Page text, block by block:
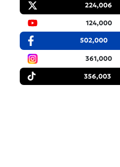
224,006
124,000
502,000
361,000
356,003